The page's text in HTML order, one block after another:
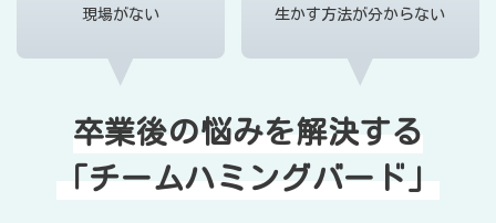
現場がない
生かす方法が分からない
卒業後の悩みを解決する
「チームハミングバード」